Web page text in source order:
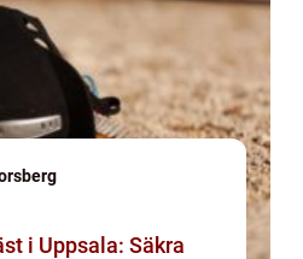
i Uppsala: Säkra